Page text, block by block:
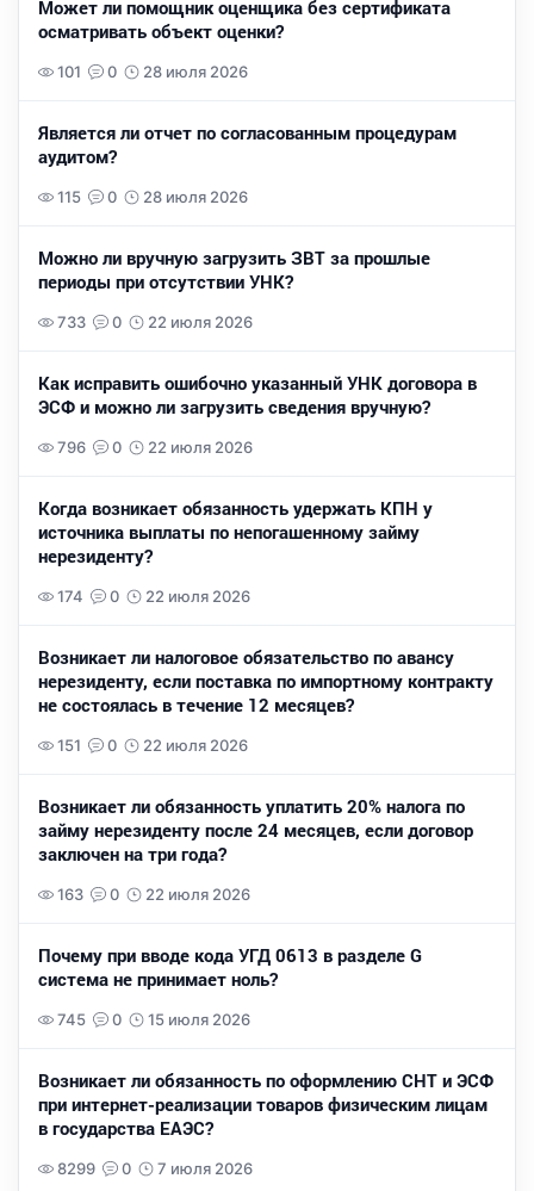
Может ли помощник оценщика без сертификата
осматривать объект оценки?
101 0 28 июля 2026
Является ли отчет по согласованным процедурам
аудитом?
115 0 28 июля 2026
Можно ли вручную загрузить ЗВТ за прошлые
периоды при отсутствии УНК?
733 0 22 июля 2026
Как исправить ошибочно указанный УНК договора в
ЭСФ и можно ли загрузить сведения вручную?
796 0 22 июля 2026
Когда возникает обязанность удержать КПН у
источника выплаты по непогашенному займу
нерезиденту?
174 0 22 июля 2026
Возникает ли налоговое обязательство по авансу
нерезиденту, если поставка по импортному контракту
не состоялась в течение 12 месяцев?
151 0 22 июля 2026
Возникает ли обязанность уплатить 20% налога по
займу нерезиденту после 24 месяцев, если договор
заключен на три года?
163 0 22 июля 2026
Почему при вводе кода УГД 0613 в разделе G
система не принимает ноль?
745 0 15 июля 2026
Возникает ли обязанность по оформлению СНТ и ЭСФ
при интернет-реализации товаров физическим лицам
в государства ЕАЭС?
8299 0 7 июля 2026